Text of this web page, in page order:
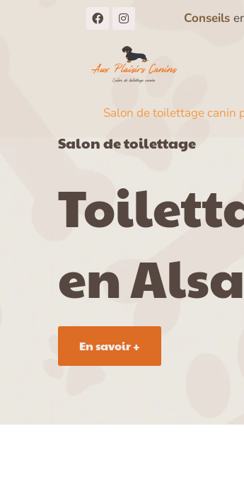
F
a
o
I
n
t
a
g
r
Conseils
Salon de toilettage canin
Salon de toilettage
en
En savoir +